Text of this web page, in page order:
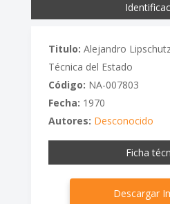
Titulo: Alejandro
Técnica del Estado
Código: NA-007803
Fecha: 1970
Autores: Desconocido
Ficha
Descargar